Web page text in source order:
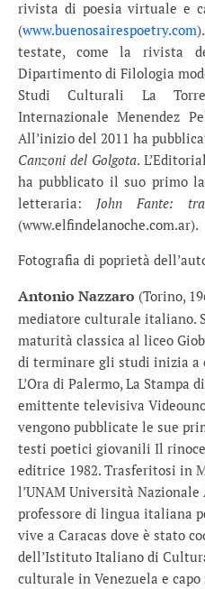
rivista di poesia virtuale e
(www.buenosairespoetry.com
testate, come la rivista
Dipartimento di Filologia
Studi Culturali La
Internazionale Menendez
All’inizio del 2011 ha
Canzoni del Golgota.
ha pubblicato il suo primo
letteraria: John Fante:
(www.elfindelanoche.com.ar).
Fotografia di poprietà
Antonio Nazzaro (Torino,
mediatore culturale italiano.
maturità classica al liceo
di terminare gli studi inizia a
L’Ora di Palermo, La Stampa
emittente televisiva
vengono pubblicate le sue
testi poetici giovanili Il
editrice 1982. Trasferitosi in
l’UNAM Università
professore di lingua italiana
vive a Caracas dove è stato
dell’Istituto Italiano di
culturale in Venezuela e capo